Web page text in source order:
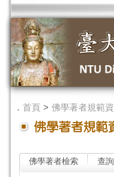
． 首頁 > 佛學著者規範
佛學著者檢索 查